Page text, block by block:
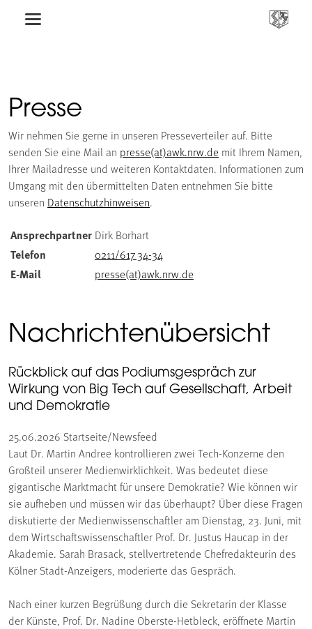
Presse
Wir nehmen Sie gerne in unseren Presseverteiler auf. Bitte
senden Sie eine Mail an presse(at)awk.nrw.de mit Ihrem Namen,
Ihrer Mailadresse und weiteren Kontaktdaten. Informationen zum
Umgang mit den übermittelten Daten entnehmen Sie bitte
unseren Datenschutzhinweisen.
Ansprechpartner Dirk Borhart
Telefon 0211/617 34-34
E-Mail presse(at)awk.nrw.de
Nachrichtenübersicht
Rückblick auf das Podiumsgespräch zur
Wirkung von Big Tech auf Gesellschaft, Arbeit
und Demokratie
25.06.2026 Startseite/Newsfeed
Laut Dr. Martin Andree kontrollieren zwei Tech-Konzerne den
Großteil unserer Medienwirklichkeit. Was bedeutet diese
gigantische Marktmacht für unsere Demokratie? Wie können wir
sie aufheben und müssen wir das überhaupt? Über diese Fragen
diskutierte der Medienwissenschaftler am Dienstag, 23. Juni, mit
dem Wirtschaftswissenschaftler Prof. Dr. Justus Haucap in der
Akademie. Sarah Brasack, stellvertretende Chefredakteurin des
Kölner Stadt-Anzeigers, moderierte das Gespräch.
Nach einer kurzen Begrüßung durch die Sekretarin der Klasse
der Künste, Prof. Dr. Nadine Oberste-Hetbleck, eröffnete Martin